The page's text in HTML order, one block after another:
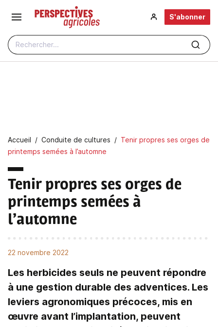
Aller au contenu principal
Rechercher...
S'abonner
Fil d'Ariane
Accueil Conduite de cultures
Tenir propres ses orges de
printemps semées à l’automne
Tenir propres ses orges de
printemps semées à
l’automne
22 novembre 2022
Les herbicides seuls ne peuvent répondre
à une gestion durable des adventices. Les
leviers agronomiques précoces, mis en
œuvre avant l’implantation, peuvent